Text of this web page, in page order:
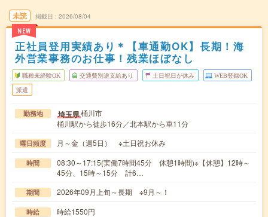
未読
NEW
掲載日 2026/08/04
正社員登用実績あり＊【車通勤OK】長期！海
外営業事務のお仕事！残業ほぼなし
職種未経験OK 交通費別途支給あり 土日祝日が休み WEB登録OK
派遣
勤務地 埼玉県桶川市
桶川駅から徒歩16分／北本駅から車11分
曜日頻度 月～金（週5日） ※土日祝お休み
時間
08:30～17:15(実働7時間45分 休憩1時間)※【休憩】12時～
45分、15時～15分 計6…
期間 2026年09月上旬～長期 ※9月～！
時給 時給1550円